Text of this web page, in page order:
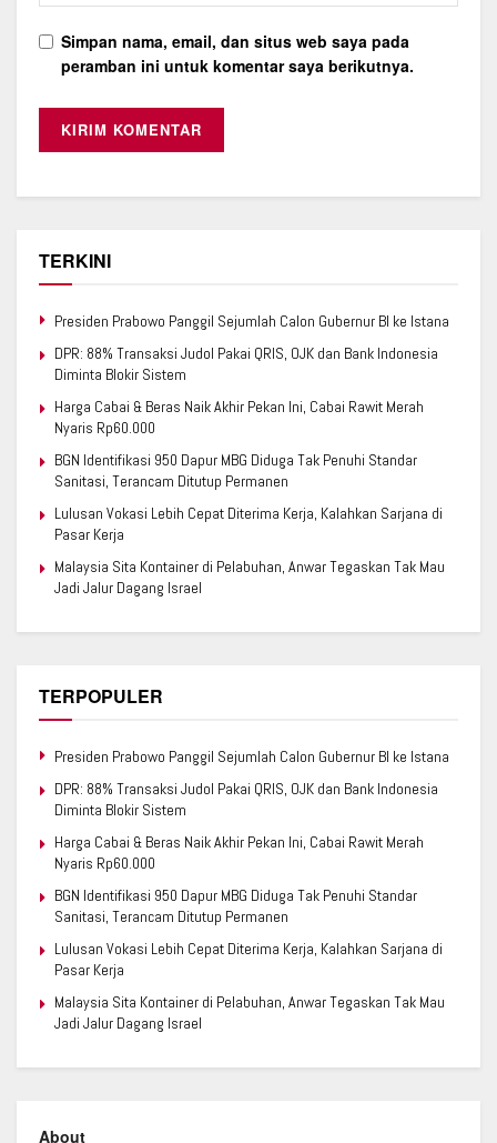
Simpan nama, email, dan situs web saya pada
peramban ini untuk komentar saya berikutnya.
TERKINI
Presiden Prabowo Panggil Sejumlah Calon Gubernur BI ke Istana
DPR: 88% Transaksi Judol Pakai QRIS, OJK dan Bank Indonesia
Diminta Blokir Sistem
Harga Cabai & Beras Naik Akhir Pekan Ini, Cabai Rawit Merah
Nyaris Rp60.000
BGN Identifikasi 950 Dapur MBG Diduga Tak Penuhi Standar
Sanitasi, Terancam Ditutup Permanen
Lulusan Vokasi Lebih Cepat Diterima Kerja, Kalahkan Sarjana di
Pasar Kerja
Malaysia Sita Kontainer di Pelabuhan, Anwar Tegaskan Tak Mau
Jadi Jalur Dagang Israel
TERPOPULER
Presiden Prabowo Panggil Sejumlah Calon Gubernur BI ke Istana
DPR: 88% Transaksi Judol Pakai QRIS, OJK dan Bank Indonesia
Diminta Blokir Sistem
Harga Cabai & Beras Naik Akhir Pekan Ini, Cabai Rawit Merah
Nyaris Rp60.000
BGN Identifikasi 950 Dapur MBG Diduga Tak Penuhi Standar
Sanitasi, Terancam Ditutup Permanen
Lulusan Vokasi Lebih Cepat Diterima Kerja, Kalahkan Sarjana di
Pasar Kerja
Malaysia Sita Kontainer di Pelabuhan, Anwar Tegaskan Tak Mau
Jadi Jalur Dagang Israel
About